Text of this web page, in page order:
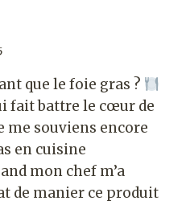
que le foie gras ?
fait battre le cœur de
me souviens encore
en cuisine
mon chef m’a
de manier ce produit